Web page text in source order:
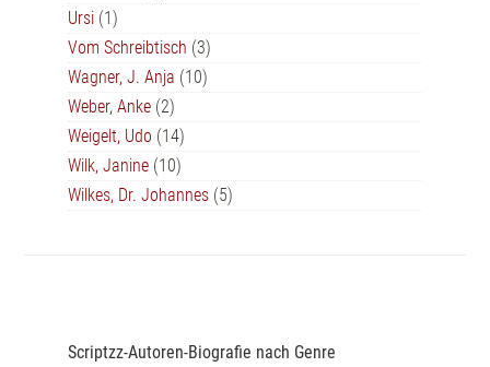
Ursi (1)
Vom Schreibtisch (3)
Wagner, J. Anja (10)
Weber, Anke (2)
Weigelt, Udo (14)
Wilk, Janine (10)
Wilkes, Dr. Johannes (5)
Scriptzz-Autoren-Biografie nach Genre